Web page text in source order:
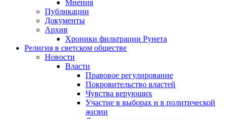
Мнения
Публикации
Документы
Архив
Хроники фильтрации Рунета
Религия в светском обществе
Новости
Власти
Правовое регулирование
Покровительство властей
Чувства верующих
Участие в выборах и в политической
жизни